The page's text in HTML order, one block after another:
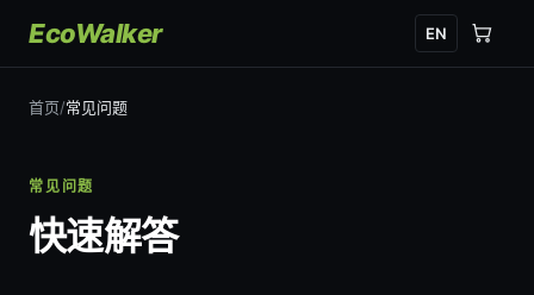
EcoWalker EN
首页/常见问题
常见问题
快速解答